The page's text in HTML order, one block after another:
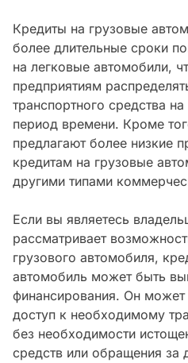
Кредиты на грузовые
более длительные сроки
на легковые автомобили,
предприятиям
транспортного средства
период времени. Кроме
предлагают более низкие
кредитам на грузовые
другими типами
Если вы являетесь
рассматривает
грузового автомобиля,
автомобиль может быть
финансирования. Он может
доступ к необходимому
без необходимости
средств или обращения за